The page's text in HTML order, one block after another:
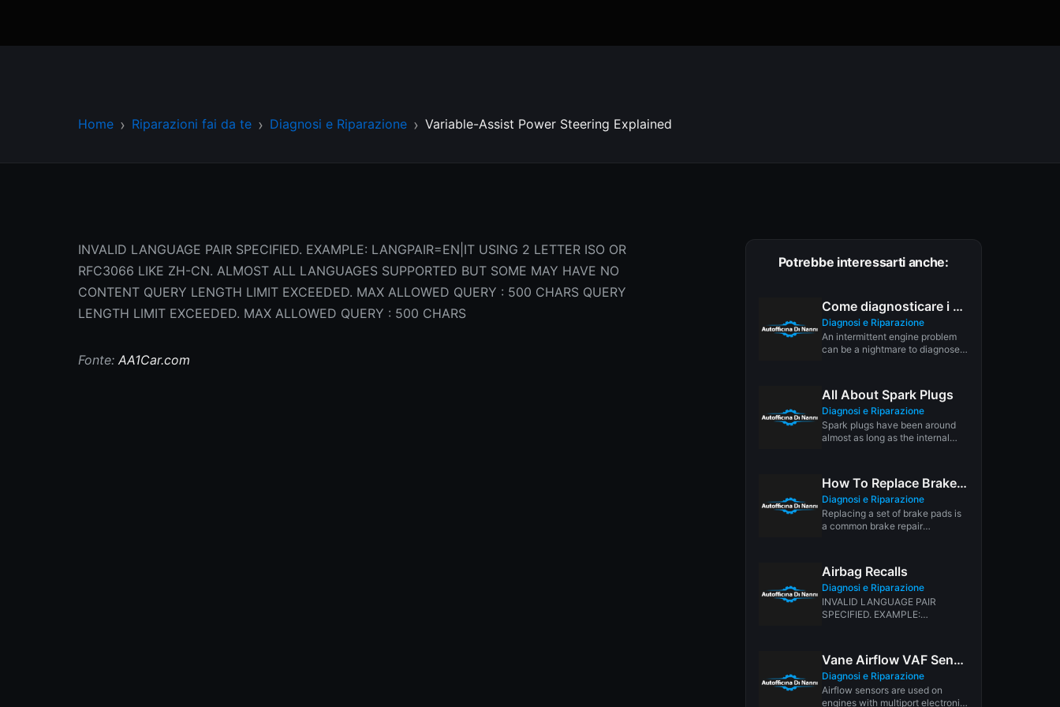
Home Riparazioni fai da te Diagnosi e Riparazione Variable-Assist Power Steering Explained
INVALID LANGUAGE PAIR SPECIFIED. EXAMPLE: LANGPAIR=EN|IT USING 2 LETTER ISO OR
RFC3066 LIKE ZH-CN. ALMOST ALL LANGUAGES SUPPORTED BUT SOME MAY HAVE NO
CONTENT QUERY LENGTH LIMIT EXCEEDED. MAX ALLOWED QUERY : 500 CHARS QUERY
LENGTH LIMIT EXCEEDED. MAX ALLOWED QUERY : 500 CHARS
Fonte:AA1Car.com
Potrebbe interessarti anche:
Come diagnosticare i problemi del motore intermittente
Diagnosi e Riparazione
An intermittent engine problem
can be a nightmare to diagnose.
All About Spark Plugs
Diagnosi e Riparazione
Spark plugs have been around
almost as long as the internal
How To Replace Brake Pads
Diagnosi e Riparazione
Replacing a set of brake pads is
a common brake repair
Airbag Recalls
Diagnosi e Riparazione
INVALID LANGUAGE PAIR
SPECIFIED. EXAMPLE:
ZH-CN. ALMOST...
Vane Airflow VAF Sensor Basics
Diagnosi e Riparazione
Airflow sensors are used on
engines with multiport electronic